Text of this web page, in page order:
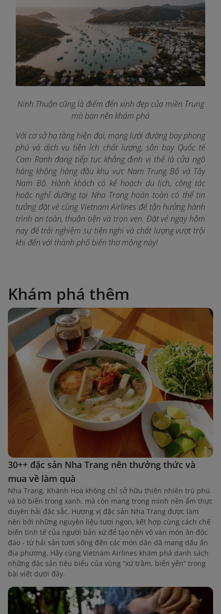
Ninh Thuận cũng là điểm đến xinh đẹp của miền Trung
mà bạn nên khám phá
Với cơ sở hạ tầng hiện đại, mạng lưới đường bay phong
phú và dịch vụ tiện ích chất lượng, sân bay Quốc tế
Cam Ranh đang tiếp tục khẳng định vị thế là cửa ngõ
hàng không hàng đầu khu vực Nam Trung Bộ và Tây
Nam Bộ. Hành khách có kế hoạch du lịch, công tác
hoặc nghỉ dưỡng tại Nha Trang hoàn toàn có thể tin
tưởng đặt vé cùng Vietnam Airlines để tận hưởng hành
trình an toàn, thuận tiện và trọn vẹn. Đặt vé ngay hôm
nay để trải nghiệm sự tiện nghi và chất lượng vượt trội
khi đến với thành phố biển thơ mộng này!
Khám phá thêm
30++ đặc sản Nha Trang nên thưởng thức và
mua về làm quà
Nha Trang, Khánh Hoà không chỉ sở hữu thiên nhiên trù phú
và bờ biển trong xanh, mà còn mang trong mình nền ẩm thực
duyên hải đặc sắc. Hương vị đặc sản Nha Trang được làm
nên bởi những nguyên liệu tươi ngon, kết hợp cùng cách chế
biến tinh tế của người bản xứ để tạo nên vô vàn món ăn độc
đáo - từ hải sản tươi sống đến các món dân dã mang dấu ấn
địa phương. Hãy cùng Vietnam Airlines khám phá danh sách
những đặc sản tiêu biểu của vùng “xứ trầm, biển yến” trong
bài viết dưới đây.